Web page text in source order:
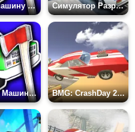
Разбей Машину Вдребезги Симулятор Разрушений Автомобилей и Аварий
Разбейте Машину на Кусочки! BMG: CrashDay 2025